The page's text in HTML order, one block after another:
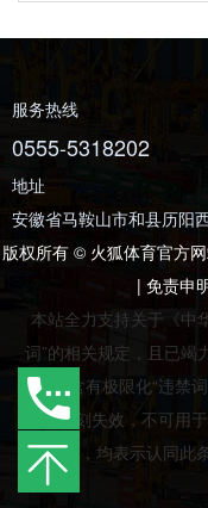
服务热线
0555-5318202
地址
安徽省马鞍山市和县历阳
版权所有 © 火狐体育官方
| 免责申
本站全力支持关于《中
词”的相关规定，且已竭
意页面含有极限化“违禁
愿并即刻失效，不可用
网站，均表示认同此